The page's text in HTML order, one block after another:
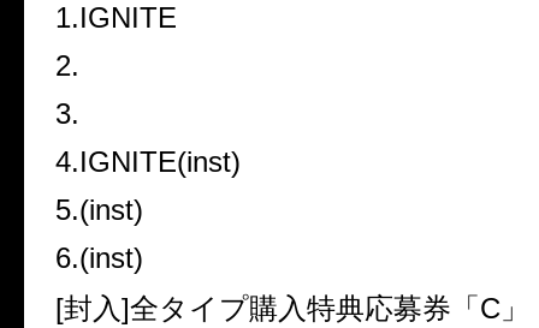
1.IGNITE
2.
3.
4.IGNITE(inst)
5.(inst)
6.(inst)
[封入]全タイプ購入特典応募券「 C 」